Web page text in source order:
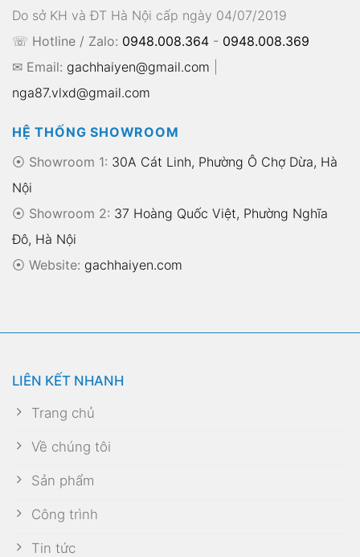
Do sở KH và ĐT Hà Nội cấp ngày 04/07/2019
☏ Hotline / Zalo: 0948.008.364 - 0948.008.369
✉ Email: gachhaiyen@gmail.com
nga87.vlxd@gmail.com
HỆ THỐNG SHOWROOM
⦿ Showroom 1: 30A Cát Linh, Phường Ô Chợ Dừa, Hà
Nội
⦿ Showroom 2: 37 Hoàng Quốc Việt, Phường Nghĩa
Đô, Hà Nội
⦿ Website: gachhaiyen.com
LIÊN KẾT NHANH
Trang chủ
Về chúng tôi
Sản phẩm
Công trình
Tin tức